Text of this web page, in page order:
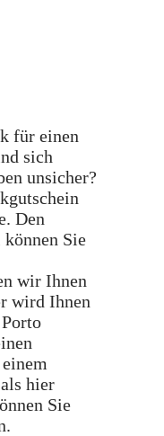
für einen
sich
unsicher?
Den
können Sie
wir Ihnen
wird Ihnen
als hier
Sie